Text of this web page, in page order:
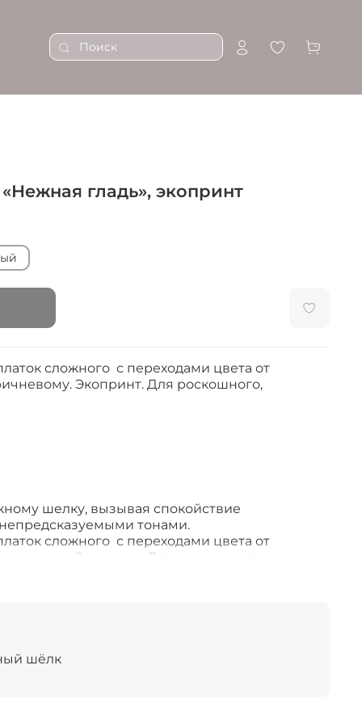
гладь», экопринт
сложного с переходами цвета от
Экопринт. Для роскошного,
шелку, вызывая спокойствие
тонами.
сложного с переходами цвета от
Экопринт. Для роскошного,
взгляд, но не отвлекает от вашей
Повторение невозможно, окрашено только
с помощью натуральных растений и
шёлк